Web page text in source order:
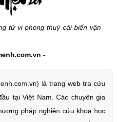
tử vi phong thuỷ cải biến vận
-
là trang web tra cứu
tại Việt Nam. Các chuyên gia
pháp nghiên cứu khoa học